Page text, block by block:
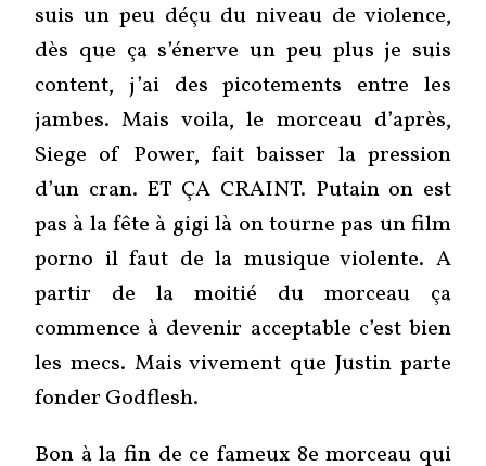
suis un peu déçu du niveau de violence,
dès que ça s’énerve un peu plus je suis
content, j’ai des picotements entre les
jambes. Mais voila, le morceau d’après,
Siege of Power, fait baisser la pression
d’un cran. ET ÇA CRAINT. Putain on est
pas à la fête à gigi là on tourne pas un film
porno il faut de la musique violente. A
partir de la moitié du morceau ça
commence à devenir acceptable c’est bien
les mecs. Mais vivement que Justin parte
fonder Godflesh.
Bon à la fin de ce fameux 8e morceau qui